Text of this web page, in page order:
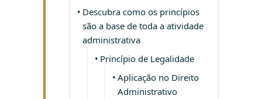
Descubra como os princípios
são a base de toda a atividade
administrativa
Princípio de Legalidade
Aplicação no Direito
Administrativo